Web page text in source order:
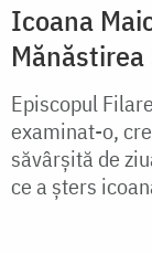
Icoana
Mănăstirea
Episcopul
examinat-o,
săvârșită de
ce a șters